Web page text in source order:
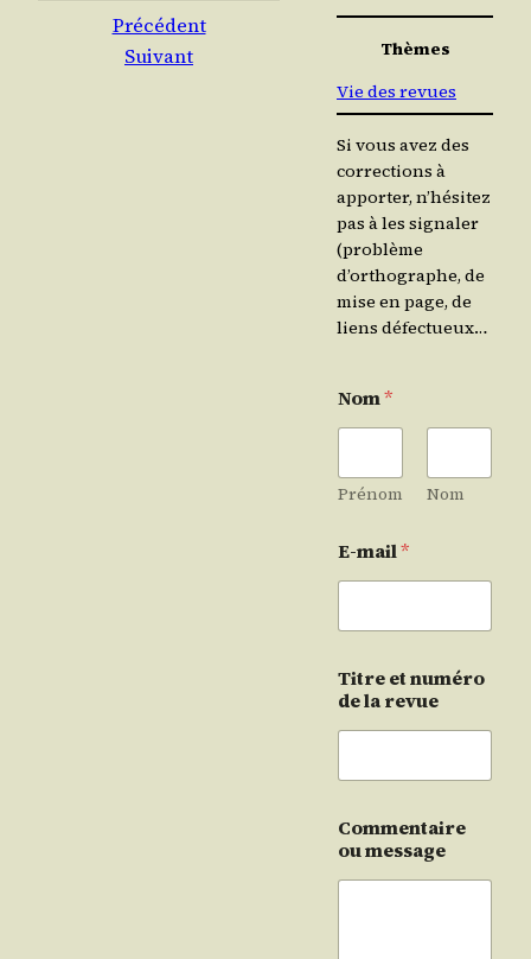
Précédent
Suivant
Thèmes
Vie des revues
Si vous avez des
corrections à
apporter, n’hésitez
pas à les signaler
(problème
d’orthographe, de
mise en page, de
liens défectueux…
Nom*
Prénom Nom
E-mail*
Titre et numéro
de la revue
Commentaire
ou message